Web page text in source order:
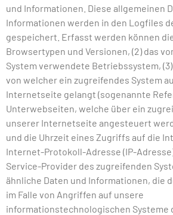
und Informationen. Diese allgemeinen
Informationen werden in den Logfiles
gespeichert. Erfasst werden können
Browsertypen und Versionen, (2) das
System verwendete Betriebssystem,
von welcher ein zugreifendes System
Internetseite gelangt (sogenannte
Unterwebseiten, welche über ein
unserer Internetseite angesteuert
und die Uhrzeit eines Zugriffs auf die
Internet-Protokoll-Adresse (IP-
Service-Provider des zugreifenden
ähnliche Daten und Informationen, die
im Falle von Angriffen auf unsere
informationstechnologischen Systeme